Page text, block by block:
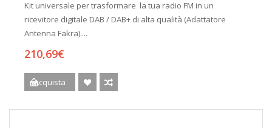
Kit universale per trasformare la tua radio FM in un
ricevitore digitale DAB / DAB+ di alta qualità (Adattatore
Antenna Fakra)....
210,69€
Acquista